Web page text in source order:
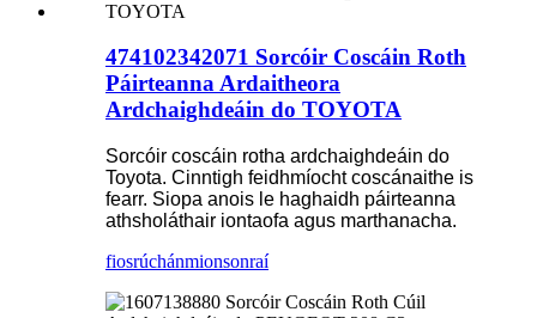
474102342071 Sorcóir Coscáin Roth
Páirteanna Ardaitheora
Ardchaighdeáin do TOYOTA
Sorcóir coscáin rotha ardchaighdeáin do
Toyota. Cinntigh feidhmíocht coscánaithe is
fearr. Siopa anois le haghaidh páirteanna
athsholáthair iontaofa agus marthanacha.
fiosrúchánmionsonraí